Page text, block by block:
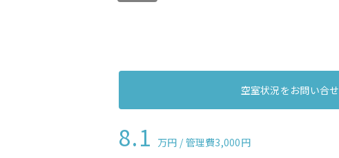
空室状況をお問い合せ
8.1 万円 / 管理費3,000円